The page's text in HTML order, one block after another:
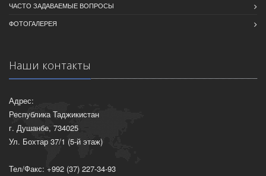
ЧАСТО ЗАДАВАЕМЫЕ ВОПРОСЫ
ФОТОГАЛЕРЕЯ
Наши контакты
Адрес:
Республика Таджикистан
г. Душанбе, 734025
Ул. Бохтар 37/1 (5-й этаж)
Тел/Факс: +992 (37) 227-34-93